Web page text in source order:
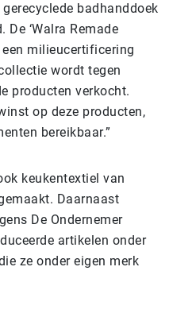
badhanddoek
De ‘Walra Remade
milieucertificering
wordt tegen
producten verkocht.
op deze producten,
bereikbaar.”
keukentextiel van
Daarnaast
De Ondernemer
artikelen onder
ze onder eigen merk